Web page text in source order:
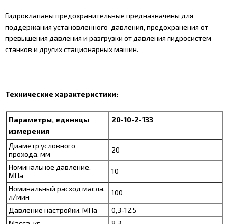
Гидроклапаны предохранительные предназначены для
поддержания установленного давления, предохранения от
превышения давления и разгрузки от давления гидросистем
станков и других стационарных машин.
Технические характеристики:
Параметры, единицы
измерения
20-10-2-133
Диаметр условного
прохода, мм
20
Номинальное давление,
МПа
10
Номинальный расход масла,
л/мин
100
Давление настройки, МПа
0,3-12,5